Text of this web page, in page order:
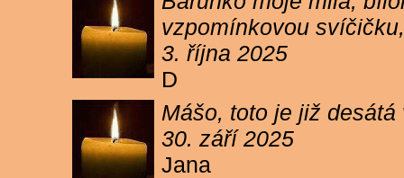
vzpomínkovou
3. října 2025
D
Mášo, toto je již
30. září 2025
Jana